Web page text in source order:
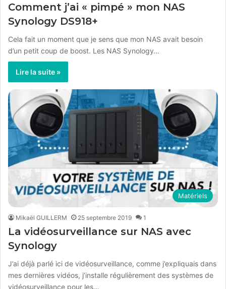
Comment j’ai « pimpé » mon NAS
Synology DS918+
Cela fait un moment que je sens que mon NAS avait besoin
d’un petit coup de boost. Les NAS Synology…
Lire la suite »
Matériels
Mikaël GUILLERM 25 septembre 2019 1
La vidéosurveillance sur NAS avec
Synology
J’ai déjà parlé ici de vidéosurveillance, comme j’expliquais dans
mes dernières vidéos, j’installe régulièrement des systèmes de
vidéosurveillance pour les…